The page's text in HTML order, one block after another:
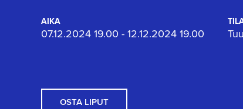
AIKA
07.12.2024 19.00 - 12.12.2024 19.00
OSTA LIPUT